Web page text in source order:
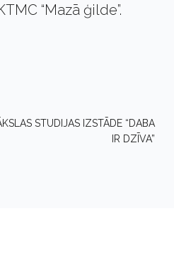
“Mazā ģilde”.
STUDIJAS IZSTĀDE “DABA
IR DZĪVA”